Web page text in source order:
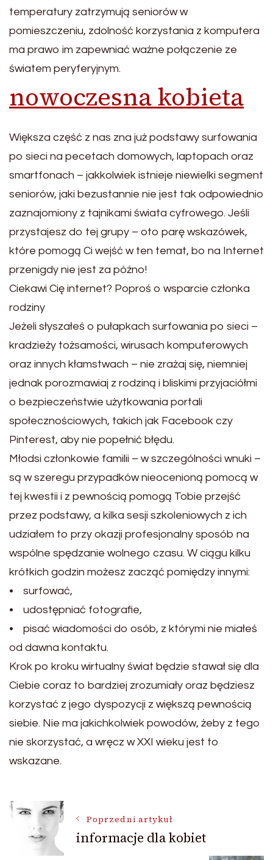
temperatury zatrzymują seniorów w
pomieszczeniu, zdolność korzystania z komputera
ma prawo im zapewniać ważne połączenie ze
światem peryferyjnym.
nowoczesna kobieta
Większa część z nas zna już podstawy surfowania
po sieci na pecetach domowych, laptopach oraz
smartfonach – jakkolwiek istnieje niewielki segment
seniorów, jaki bezustannie nie jest tak odpowiednio
zaznajomiony z tajnikami świata cyfrowego. Jeśli
przystajesz do tej grupy – oto parę wskazówek,
które pomogą Ci wejść w ten temat, bo na Internet
przenigdy nie jest za późno!
Ciekawi Cię internet? Poproś o wsparcie członka
rodziny
Jeżeli słyszałeś o pułapkach surfowania po sieci –
kradzieży tożsamości, wirusach komputerowych
oraz innych kłamstwach – nie zrażaj się, niemniej
jednak porozmawiaj z rodziną i bliskimi przyjaciółmi
o bezpieczeństwie użytkowania portali
społecznościowych, takich jak Facebook czy
Pinterest, aby nie popełnić błędu.
Młodsi członkowie familii – w szczególności wnuki –
są w szeregu przypadków nieocenioną pomocą w
tej kwestii i z pewnością pomogą Tobie przejść
przez podstawy, a kilka sesji szkoleniowych z ich
udziałem to przy okazji profesjonalny sposób na
wspólne spędzanie wolnego czasu. W ciągu kilku
krótkich godzin możesz zacząć pomiędzy innymi:
• surfować,
• udostępniać fotografie,
• pisać wiadomości do osób, z którymi nie miałeś
od dawna kontaktu.
Krok po kroku wirtualny świat będzie stawał się dla
Ciebie coraz to bardziej zrozumiały oraz będziesz
korzystać z jego dyspozycji z większą pewnością
siebie. Nie ma jakichkolwiek powodów, żeby z tego
nie skorzystać, a wręcz w XXI wieku jest to
wskazane.
NawigacjaPoprzedni artykuł
informacje dla kobiet